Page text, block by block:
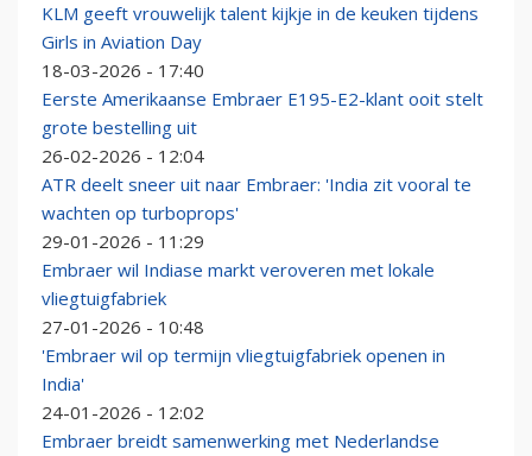
KLM geeft vrouwelijk talent kijkje in de keuken tijdens
Girls in Aviation Day
18-03-2026 - 17:40
Eerste Amerikaanse Embraer E195-E2-klant ooit stelt
grote bestelling uit
26-02-2026 - 12:04
ATR deelt sneer uit naar Embraer: 'India zit vooral te
wachten op turboprops'
29-01-2026 - 11:29
Embraer wil Indiase markt veroveren met lokale
vliegtuigfabriek
27-01-2026 - 10:48
'Embraer wil op termijn vliegtuigfabriek openen in
India'
24-01-2026 - 12:02
Embraer breidt samenwerking met Nederlandse